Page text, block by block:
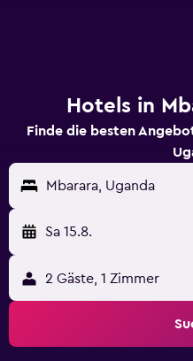
Hotels in
Finde die besten
Mbarara, Uganda
Sa 15.8.
2 Gäste, 1 Zimmer